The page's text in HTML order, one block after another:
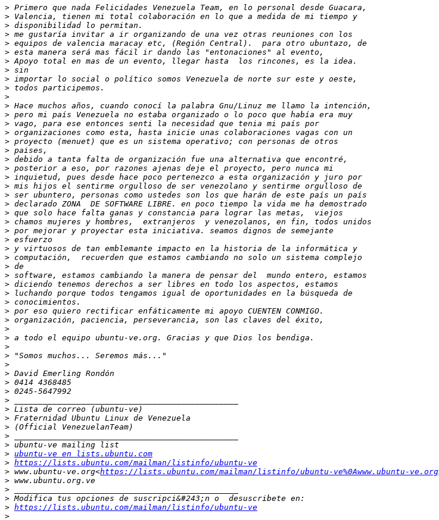
>
>
>
>
>
>
>
>
>
>
>
>
>
>
>
>
>
>
>
>
>
>
>
>
>
>
>
>
>
>
>
>
>
>
>
>
>
>
>
>
>
>
>
>
>
>
>
>
>
>
> ubuntu-ve en lists.ubuntu.com
> https://lists.ubuntu.com/mailman/listinfo/ubuntu-ve
> www.ubuntu-ve.org<https://lists.ubuntu.com/mailman/listinfo/ubuntu-ve%0Awww.ubuntu-ve.org
>
>
>
> https://lists.ubuntu.com/mailman/listinfo/ubuntu-ve
>